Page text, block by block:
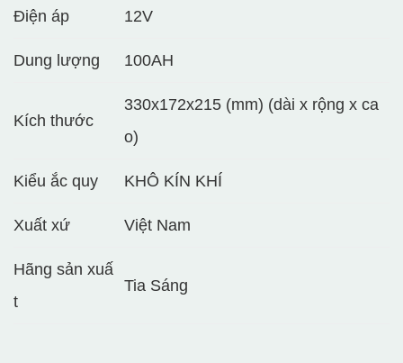
Điện áp 12V
Dung lượng 100AH
Kích thước
330x172x215 (mm) (dài x rộng x ca
o)
Kiểu ắc quy KHÔ KÍN KHÍ
Xuất xứ Việt Nam
Hãng sản xuấ
t
Tia Sáng